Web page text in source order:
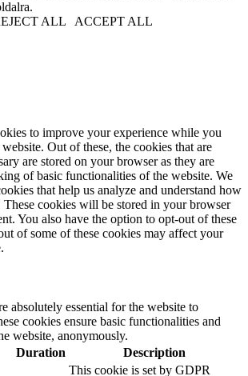
ALL ACCEPT ALL
to improve your experience while you
Out of these, the cookies that are
are stored on your browser as they are
of basic functionalities of the website. We
that help us analyze and understand how
These cookies will be stored in your browser
You also have the option to opt-out of these
of some of these cookies may affect your
absolutely essential for the website to
cookies ensure basic functionalities and
website, anonymously.
Duration Description
This cookie is set by GDPR